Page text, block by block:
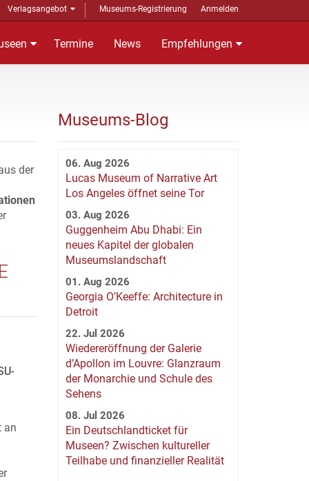
Verlagsangebot Museums-Registrierung Anmelden
Termine News Empfehlungen
der
an
Museums-Blog
06. Aug 2026
Lucas Museum of Narrative Art
Los Angeles öffnet seine Tor
03. Aug 2026
Guggenheim Abu Dhabi: Ein
neues Kapitel der globalen
Museumslandschaft
01. Aug 2026
Georgia O’Keeffe: Architecture in
Detroit
22. Jul 2026
Wiedereröffnung der Galerie
d’Apollon im Louvre: Glanzraum
der Monarchie und Schule des
Sehens
08. Jul 2026
Ein Deutschlandticket für
Museen? Zwischen kultureller
Teilhabe und finanzieller Realität